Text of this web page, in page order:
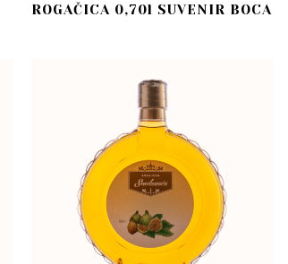
ROGAČICA 0,70l SUVENIR BOCA